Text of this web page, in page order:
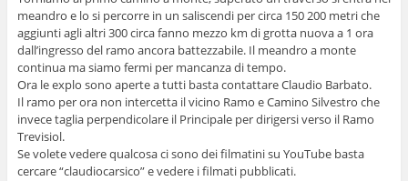
meandro e lo si percorre in un saliscendi per circa 150 200 metri che
aggiunti agli altri 300 circa fanno mezzo km di grotta nuova a 1 ora
dall’ingresso del ramo ancora battezzabile. Il meandro a monte
continua ma siamo fermi per mancanza di tempo.
Ora le explo sono aperte a tutti basta contattare Claudio Barbato.
Il ramo per ora non intercetta il vicino Ramo e Camino Silvestro che
invece taglia perpendicolare il Principale per dirigersi verso il Ramo
Trevisiol.
Se volete vedere qualcosa ci sono dei filmatini su YouTube basta
cercare “claudiocarsico” e vedere i filmati pubblicati.